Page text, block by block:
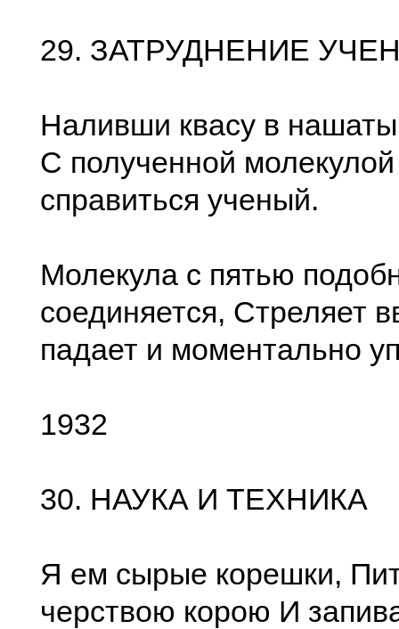
29. ЗАТРУДНЕНИЕ
Наливши квасу в
С полученной
справиться ученый.
Молекула с пятью
соединяется, Стреляет
падает и моментально
1932
30. НАУКА И ТЕХНИКА
Я ем сырые корешки,
черствою корою И